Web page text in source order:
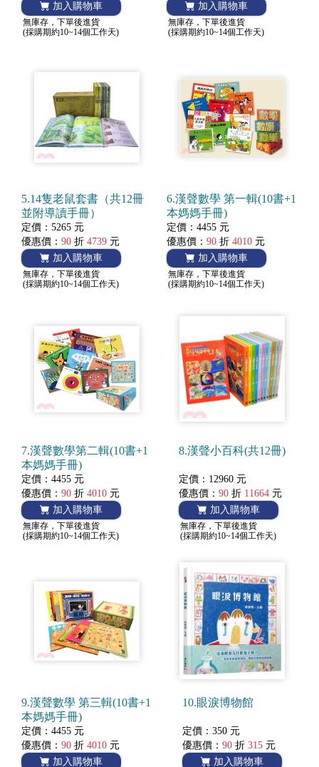
加入購物車
無庫存，下單後進貨
(採購期約10~14個工作天)
加入購物車
無庫存，下單後進貨
(採購期約10~14個工作天)
5.14隻老鼠套書（共12冊
並附導讀手冊）
定價：5265 元
優惠價： 90 折 4739 元
加入購物車
無庫存，下單後進貨
(採購期約10~14個工作天)
6.漢聲數學 第一輯(10書+1
本媽媽手冊)
定價：4455 元
優惠價： 90 折 4010 元
加入購物車
無庫存，下單後進貨
(採購期約10~14個工作天)
7.漢聲數學第二輯(10書+1
本媽媽手冊)
定價：4455 元
優惠價： 90 折 4010 元
加入購物車
無庫存，下單後進貨
(採購期約10~14個工作天)
8.漢聲小百科(共12冊)
定價：12960 元
優惠價： 90 折 11664 元
加入購物車
無庫存，下單後進貨
(採購期約10~14個工作天)
9.漢聲數學 第三輯(10書+1
本媽媽手冊)
定價：4455 元
優惠價： 90 折 4010 元
加入購物車
10.眼淚博物館
定價：350 元
優惠價： 90 折 315 元
加入購物車